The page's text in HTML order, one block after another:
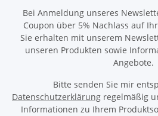
Bei Anmeldung unseres
Coupon über 5% Nachlass auf
Sie erhalten mit unserem
unseren Produkten sowie
Angebote.
Bitte senden Sie mir
Datenschutzerklärung regelmäßig
Informationen zu Ihrem